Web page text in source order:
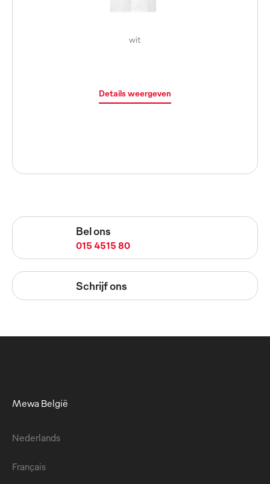
wit
Details weergeven
Bel ons
015 4515 80
Schrijf ons
Mewa België
Nederlands
Français